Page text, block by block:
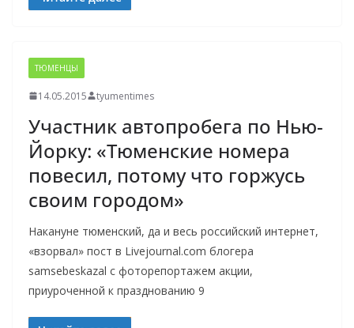
ТЮМЕНЦЫ
14.05.2015 tyumentimes
Участник автопробега по Нью-
Йорку: «Тюменские номера
повесил, потому что горжусь
своим городом»
Накануне тюменский, да и весь российский интернет,
«взорвал» пост в Livejournal.com блогера
samsebeskazal с фоторепортажем акции,
приуроченной к празднованию 9